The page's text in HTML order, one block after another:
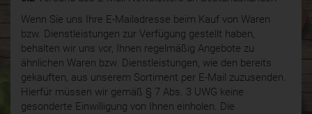
Wenn Sie uns Ihre E-Mailadresse beim Kauf von Waren
bzw. Dienstleistungen zur Verfügung gestellt haben,
behalten wir uns vor, Ihnen regelmäßig Angebote zu
ähnlichen Waren bzw. Dienstleistungen, wie den bereits
gekauften, aus unserem Sortiment per E-Mail zuzusenden.
Hierfür müssen wir gemäß § 7 Abs. 3 UWG keine
gesonderte Einwilligung von Ihnen einholen. Die